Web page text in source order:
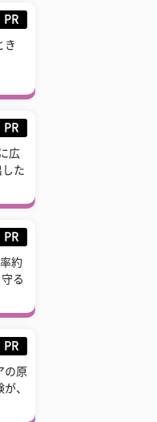
PR
き
PR
広
した
PR
約
る
PR
の原
、